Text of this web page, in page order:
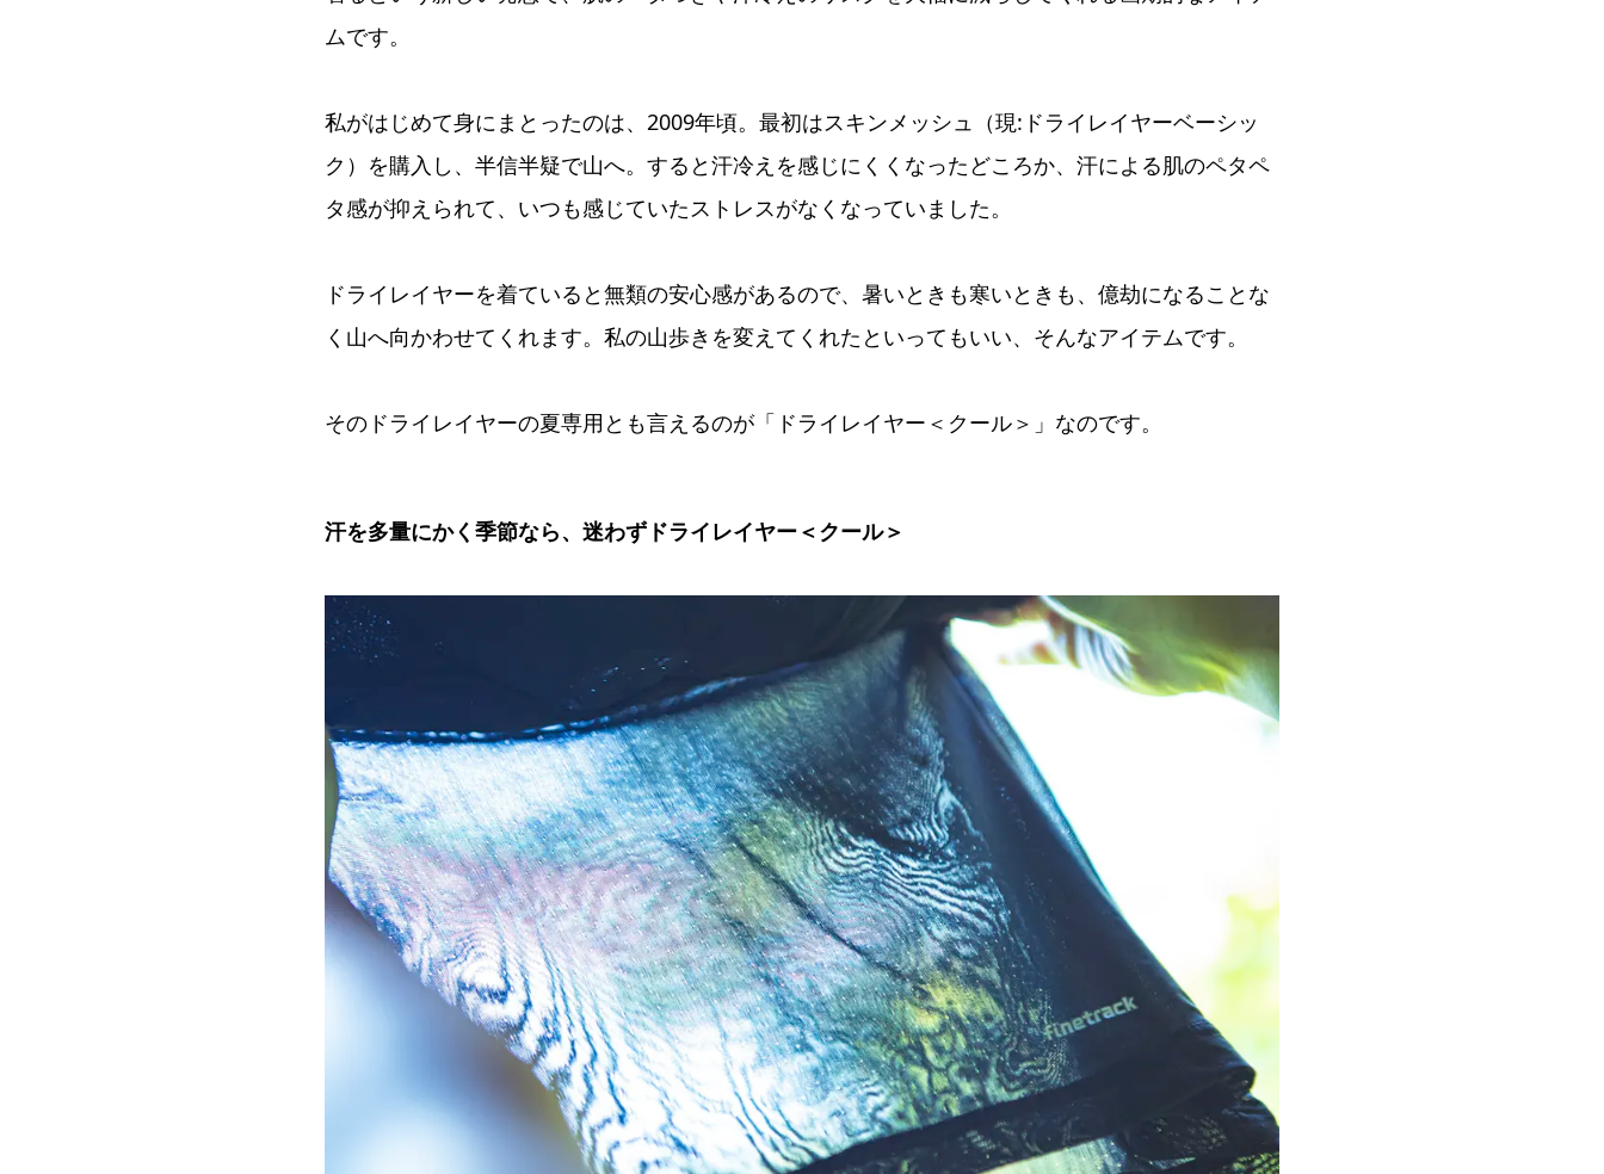
ムです。
私がはじめて身にまとったのは、2009年頃。最初はスキンメッシュ（現:ドライレイヤーベーシッ
ク）を購入し、半信半疑で山へ。すると汗冷えを感じにくくなったどころか、汗による肌のペタペ
タ感が抑えられて、いつも感じていたストレスがなくなっていました。
ドライレイヤーを着ていると無類の安心感があるので、暑いときも寒いときも、億劫になることな
く山へ向かわせてくれます。私の山歩きを変えてくれたといってもいい、そんなアイテムです。
そのドライレイヤーの夏専用とも言えるのが「ドライレイヤー＜クール＞」なのです。
汗を多量にかく季節なら、迷わずドライレイヤー＜クール＞